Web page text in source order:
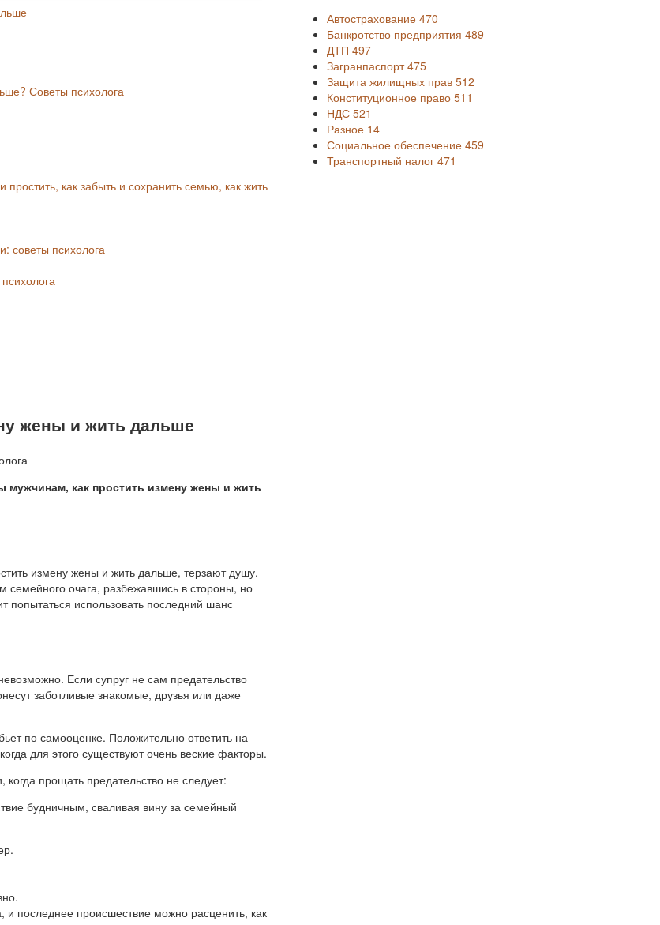
Советы психолога
как забыть и сохранить семью, как жить
советы психолога
жены и жить дальше
мужчинам, как простить измену жены и жить
измену жены и жить дальше, терзают душу.
семейного очага, разбежавшись в стороны, но
попытаться использовать последний шанс
Если супруг не сам предательство
заботливые знакомые, друзья или даже
по самооценке. Положительно ответить на
для этого существуют очень веские факторы.
прощать предательство не следует:
будничным, сваливая вину за семейный
последнее происшествие можно расценить, как
Автострахование 470
Банкротство предприятия 489
ДТП 497
Загранпаспорт475
Защита жилищных прав 512
Конституционное право 511
НДС 521
Разное 14
Социальное обеспечение 459
Транспортный налог 471